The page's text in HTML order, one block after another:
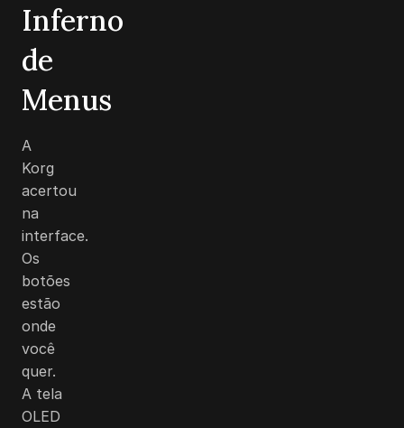
Inferno
de
Menus
A
Korg
acertou
na
interface.
Os
botões
estão
onde
você
quer.
A tela
OLED